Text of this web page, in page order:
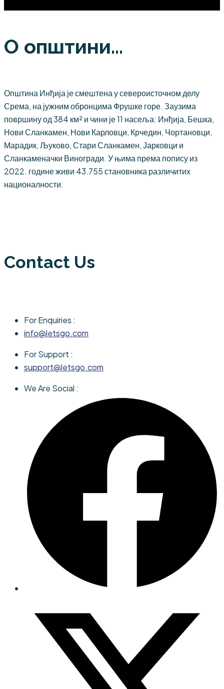
О општини...
Општина Инђија је смештена у североисточном делу
Срема, на јужним обронцима Фрушке горе. Заузима
површину од 384 км² и чини је 11 насеља: Инђија, Бешка,
Нови Сланкамен, Нови Карловци, Крчедин, Чортановци,
Марадик, Љуково, Стари Сланкамен, Јарковци и
Сланкаменачки Виногради. У њима према попису из
2022. године живи 43.755 становника различитих
националности.
Contact Us
For Enquiries :
info@letsgo.com
For Support :
support@letsgo.com
We Are Social :